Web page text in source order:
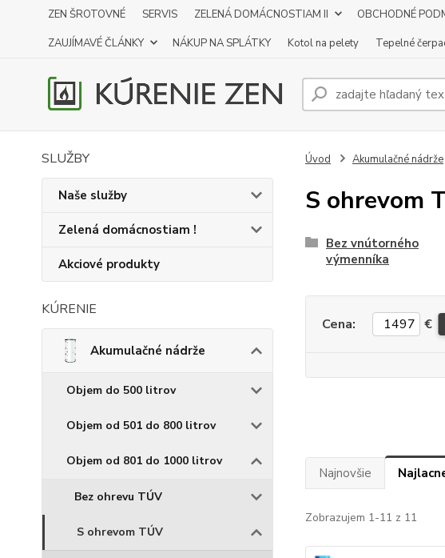
ZEN ŠROTOVNÉ SERVIS ZELENÁ DOMÁCNOSTIAM II OBCHODNÉ
ZAUJÍMAVÉ ČLÁNKY
NÁKUP NA SPLÁTKY Kotol na pelety Tepelné
SLUŽBY
Naše služby
Zelená domácnostiam !
Akciové produkty
KÚRENIE
Akumulačné nádrže
Objem do 500 litrov
Objem od 501 do 800 litrov
Objem od 801 do 1000 litrov
Bez ohrevu TÚV
S ohrevom TÚV
Úvod Akumulačné nádrže
S ohrevom
Bez vnútorného
výmenníka
Cena: €
Najnovšie
Zobrazujem 1-11 z 11